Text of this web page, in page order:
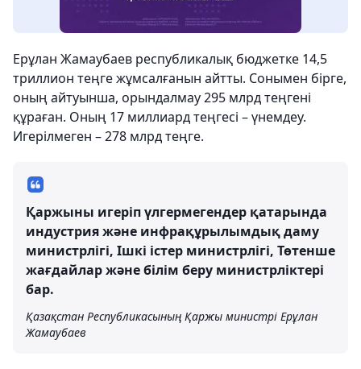
Ерұлан Жамаубаев республикалық бюджетке 14,5
триллион теңге жұмсалғанын айтты. Сонымен бірге,
оның айтуынша, орындалмау 295 млрд теңгені
құраған. Оның 17 миллиард теңгесі – үнемдеу.
Игерілмеген – 278 млрд теңге.
Қаржыны игеріп үлгермегендер қатарында
индустрия және инфрақұрылымдық даму
министрлігі, Ішкі істер министрлігі, Төтенше
жағдайлар және білім беру министрліктері
бар.
Қазақстан Республикасының Қаржы министрі Ерұлан
Жамаубаев